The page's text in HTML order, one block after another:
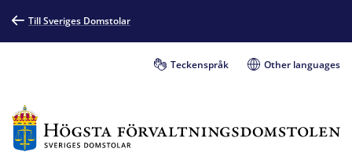
Till Sveriges Domstolar
Teckenspråk Other languages